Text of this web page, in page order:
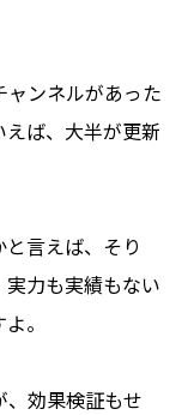
ャンネルがあった
ば、大半が更新
言えば、そり
力も実績もない
。
、効果検証もせ